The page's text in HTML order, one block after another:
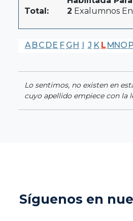
Total:
2 Exalumnos
A BC DE F G H I J K L MNO P
Lo sentimos, no existen en
cuyo apellido empiece con la
Síguenos en